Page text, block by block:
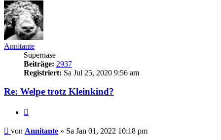
Annitante
Supernase
Beiträge: 2937
Registriert: Sa Jul 25, 2020 9:56 am
Re: Welpe trotz Kleinkind?
Beitrag
von Annitante » Sa Jan 01, 2022 10:18 pm